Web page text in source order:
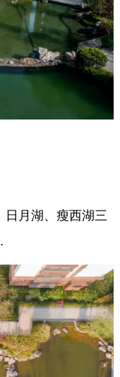
日月湖、瘦西湖三